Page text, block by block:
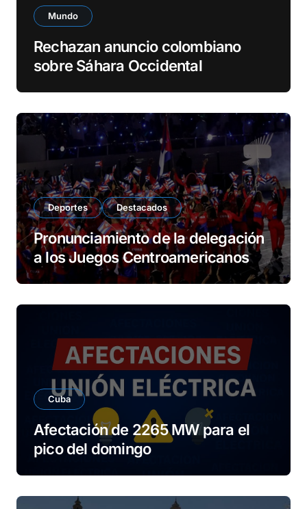
Mundo
Rechazan anuncio colombiano
sobre Sáhara Occidental
Deportes Destacados
Pronunciamiento de la delegación
a los Juegos Centroamericanos
Cuba
Afectación de 2265 MW para el
pico del domingo